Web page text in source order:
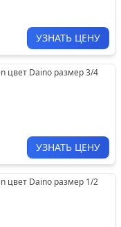
УЗНАТЬ ЦЕНУ
цвет Daino размер 3/4
УЗНАТЬ ЦЕНУ
цвет Daino размер 1/2